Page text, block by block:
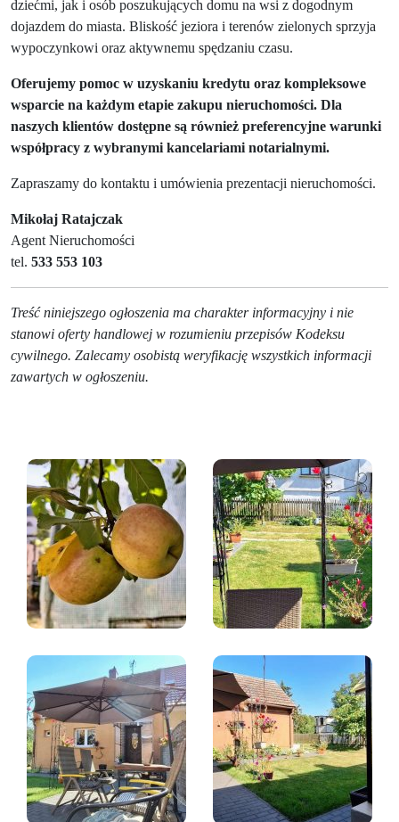
dziećmi, jak i osób poszukujących domu na wsi z dogodnym
dojazdem do miasta. Bliskość jeziora i terenów zielonych sprzyja
wypoczynkowi oraz aktywnemu spędzaniu czasu.
Oferujemy pomoc w uzyskaniu kredytu oraz kompleksowe
wsparcie na każdym etapie zakupu nieruchomości. Dla
naszych klientów dostępne są również preferencyjne warunki
współpracy z wybranymi kancelariami notarialnymi.
Zapraszamy do kontaktu i umówienia prezentacji nieruchomości.
Mikołaj Ratajczak
Agent Nieruchomości
tel. 533 553 103
Treść niniejszego ogłoszenia ma charakter informacyjny i nie
stanowi oferty handlowej w rozumieniu przepisów Kodeksu
cywilnego. Zalecamy osobistą weryfikację wszystkich informacji
zawartych w ogłoszeniu.